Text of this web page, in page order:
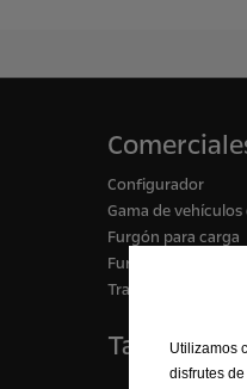
Configurador
Gama de
Furgón para carga
Furgón para
Transformaciones
Tasa tuUtilizamos
disfrutes